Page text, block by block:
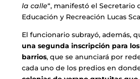
la calle“, manifestó el Secretario
Educación y Recreación Lucas
El funcionario subrayó, además,
una segunda inscripción para
barrios, que se anunciará por
cada uno de los predios en